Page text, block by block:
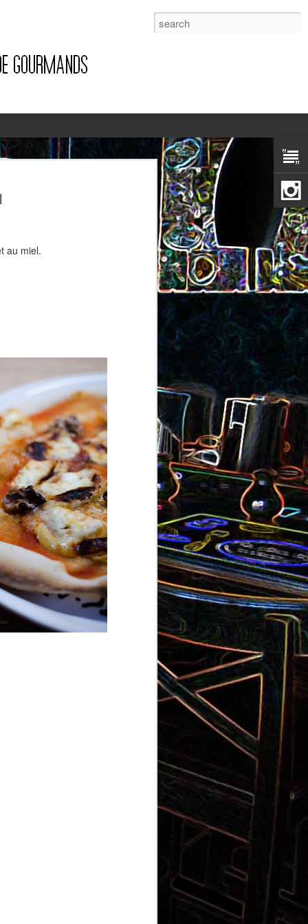
au miel.
Pizza à la pancetta et à la
jambon Canistrelli aux amandes et
aux noisettes
Gnocchi au pesto de
pistaches
Panna cotta au coulis de kiwi